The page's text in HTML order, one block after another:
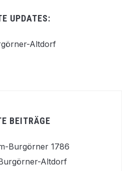
UPDATES:
Altdorf
BEITRÄGE
Burgörner 1786
Altdorf